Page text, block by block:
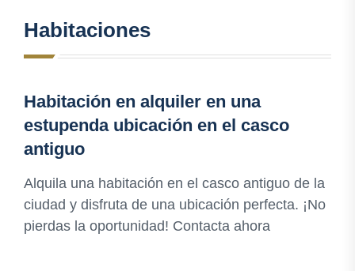
Habitaciones
Habitación en alquiler en una
estupenda ubicación en el casco
antiguo
Alquila una habitación en el casco antiguo de la
ciudad y disfruta de una ubicación perfecta. ¡No
pierdas la oportunidad! Contacta ahora